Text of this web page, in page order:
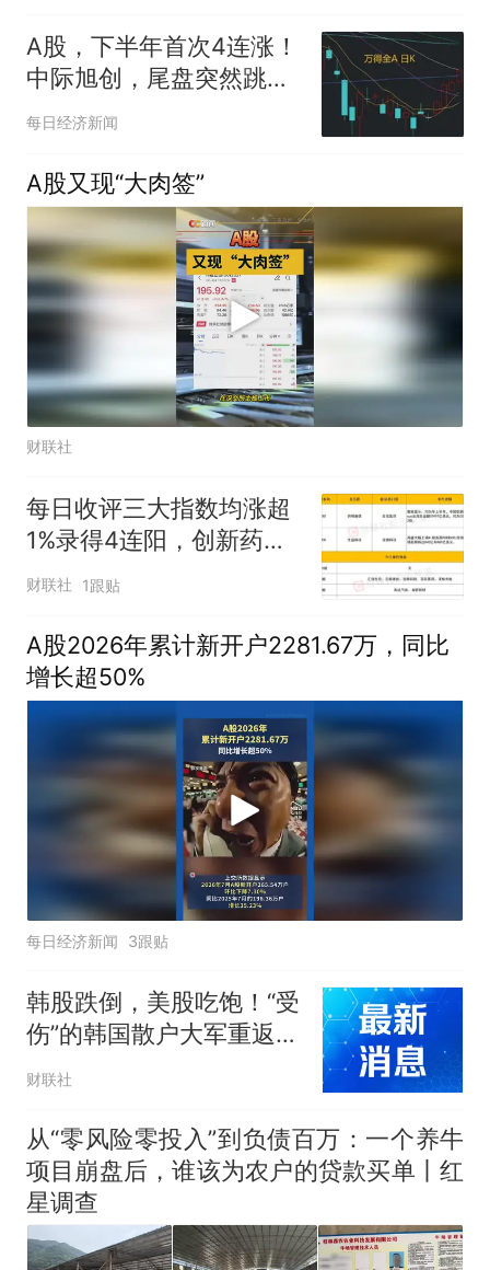
A股，下半年首次4连涨！
中际旭创，尾盘突然跳
水，发生了什么？
每日经济新闻
A股又现“大肉签”
财联社
每日收评三大指数均涨超
1%录得4连阳，创新药板
块全线爆发，PCB概念股
持续走强
财联社 1跟贴
A股2026年累计新开户2281.67万，同比
增长超50%
每日经济新闻 3跟贴
韩股跌倒，美股吃饱！“受
伤”的韩国散户大军重返华
尔街怀抱
财联社
从“零风险零投入”到负债百万：一个养牛
项目崩盘后，谁该为农户的贷款买单丨红
星调查